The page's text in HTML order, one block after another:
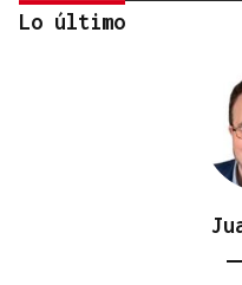
Lo último